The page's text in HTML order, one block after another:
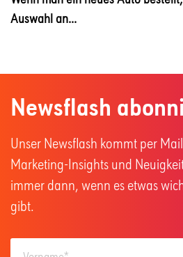
Auswahl an...
Newsflash
Unser Newsflash kommt per
Marketing-Insights und
immer dann, wenn es etwas
gibt.